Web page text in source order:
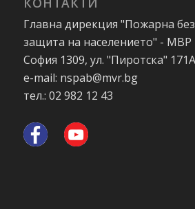
Главна дирекция "Пожарна
защита на населението" - МВР
София 1309, ул. "Пиротска" 171А
e-mail: nspab@mvr.bg
тел.: 02 982 12 43